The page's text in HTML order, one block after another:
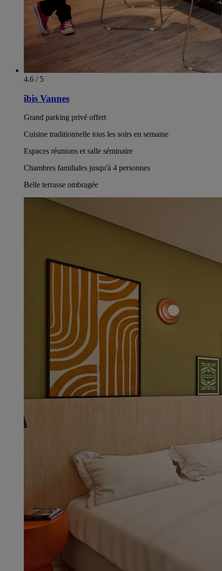
4.6 / 5
ibis Vannes
Grand parking privé offert
Cuisine traditionnelle tous les soirs en semaine
Espaces réunions et salle séminaire
Chambres familiales jusqu'à 4 personnes
Belle terrasse ombragée